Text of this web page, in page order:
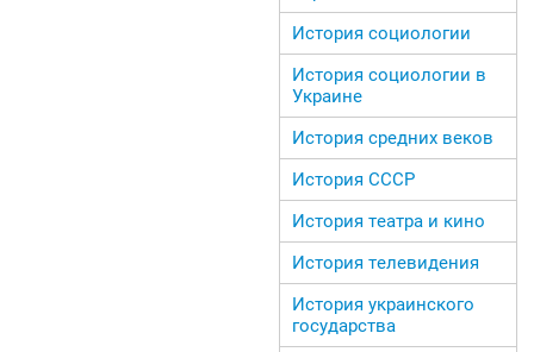
История социологии
История социологии в
Украине
История средних веков
История СССР
История театра и кино
История телевидения
История украинского
государства